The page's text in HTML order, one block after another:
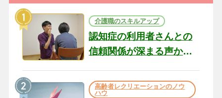
介護職のスキルアップ
認知症の利用者さんとの
信頼関係が深まる声かけ
の現場から（22）
高齢者レクリエーションのノウ
ハウ